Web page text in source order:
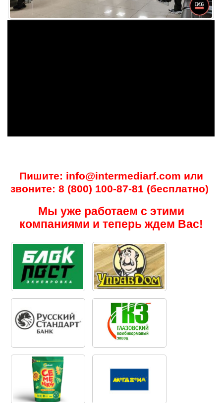
Пишите: info@intermediarf.com или
звоните: 8 (800) 100-87-81 (бесплатно)
Мы уже работаем с этими
компаниями и теперь ждем Вас!